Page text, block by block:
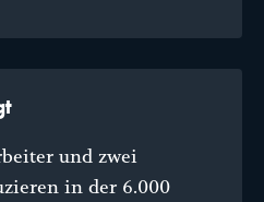
und zwei
in der 6.000